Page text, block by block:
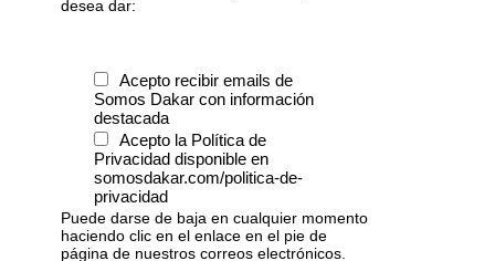
desea dar:
Acepto recibir emails de
Somos Dakar con información
destacada
Acepto la Política de
Privacidad disponible en
somosdakar.com/politica-de-
privacidad
Puede darse de baja en cualquier momento
haciendo clic en el enlace en el pie de
página de nuestros correos electrónicos.